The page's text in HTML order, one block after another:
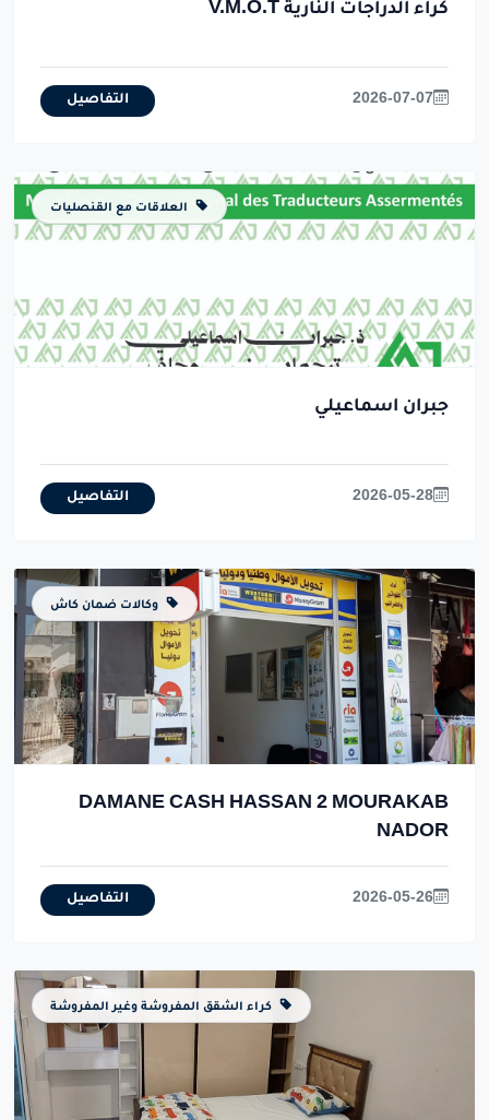
كراء الدراجات النارية V.M.O.T
2026-07-07 التفاصيل
العلاقات مع القنصليات
جبران اسماعيلي
2026-05-28 التفاصيل
وكالات ضمان كاش
DAMANE CASH HASSAN 2 MOURAKAB
NADOR
2026-05-26 التفاصيل
كراء الشقق المفروشة وغير المفروشة